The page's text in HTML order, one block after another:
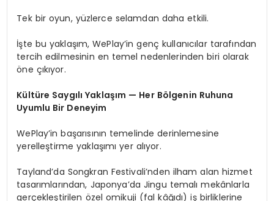
Tek bir oyun, yüzlerce selamdan daha etkili.
İşte bu yaklaşım, WePlay’in genç kullanıcılar tarafından
tercih edilmesinin en temel nedenlerinden biri olarak
öne çıkıyor.
Kültüre Saygılı Yaklaşım — Her Bölgenin Ruhuna
Uyumlu Bir Deneyim
WePlay’in başarısının temelinde derinlemesine
yerelleştirme yaklaşımı yer alıyor.
Tayland’da Songkran Festivali’nden ilham alan hizmet
tasarımlarından, Japonya’da Jingu temalı mekânlarla
gerçekleştirilen özel omikuji (fal kâğıdı) iş birliklerine